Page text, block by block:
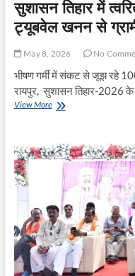
सुशासन तिहार में
ट्यूबवेल खनन से
May 8, 2026 No
भीषण गर्मी में संकट से जूझ रहे
रायपुर, सुशासन तिहार-2026
View Moreसुशासन
त्वरित
समाधान:
मोहतरा
ट्यूबवेल
खनन
से
ग्रामीणों
को
मिली